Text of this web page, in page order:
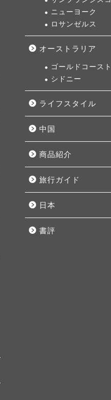
ニューヨーク
ロサンゼルス
オーストラリア
ゴールドコースト
シドニー
ライフスタイル
中国
商品紹介
旅行ガイド
日本
書評